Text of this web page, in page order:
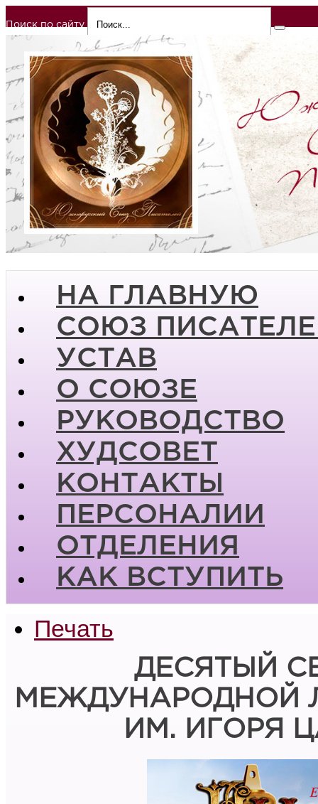
Поиск по сайту
НА ГЛАВНУЮ
СОЮЗ
УСТАВ
О СОЮЗЕ
РУКОВОДСТВО
ХУДСОВЕТ
КОНТАКТЫ
ПЕРСОНАЛИИ
ОТДЕЛЕНИЯ
КАК ВСТУПИТЬ
Печать
ДЕСЯТЫЙ
МЕЖДУНАРОДНОЙ
ИМ. ИГОРЯ